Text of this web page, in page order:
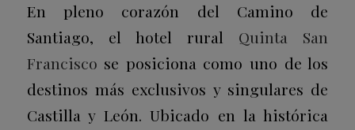
En pleno corazón del Camino de
Santiago, el hotel rural Quinta San
Francisco se posiciona como uno de los
destinos más exclusivos y singulares de
Castilla y León. Ubicado en la histórica